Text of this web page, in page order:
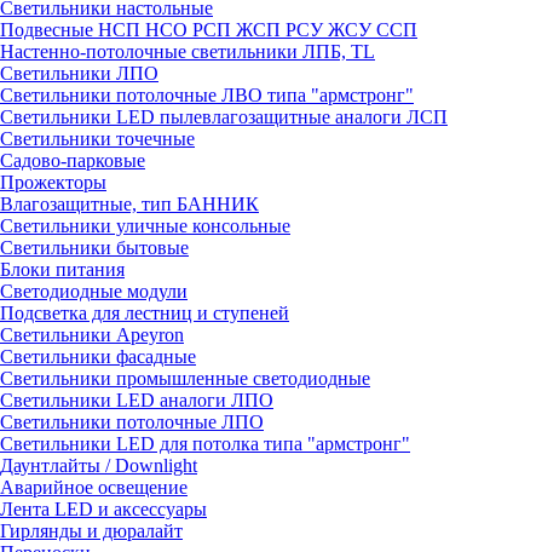
Светильники настольные
Подвесные НСП НСО РСП ЖСП РСУ ЖСУ ССП
Настенно-потолочные светильники ЛПБ, TL
Светильники ЛПО
Светильники потолочные ЛВО типа "армстронг"
Светильники LED пылевлагозащитные аналоги ЛСП
Светильники точечные
Садово-парковые
Прожекторы
Влагозащитные, тип БАННИК
Светильники уличные консольные
Светильники бытовые
Блоки питания
Светодиодные модули
Подсветка для лестниц и ступеней
Светильники Apeyron
Светильники фасадные
Светильники промышленные светодиодные
Светильники LED аналоги ЛПО
Светильники потолочные ЛПО
Светильники LED для потолка типа "армстронг"
Даунтлайты / Downlight
Аварийное освещение
Лента LED и аксессуары
Гирлянды и дюралайт